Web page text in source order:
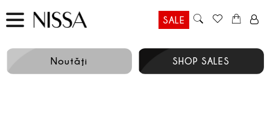
SALE
Noutăţi SHOP SALES